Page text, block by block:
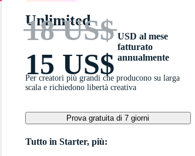
Unlimited
18 US$
15 US$
USD al mese
fatturato
annualmente
Per creatori più grandi che producono su larga
scala e richiedono libertà creativa
Prova gratuita di 7 giorni
Tutto in Starter, più: